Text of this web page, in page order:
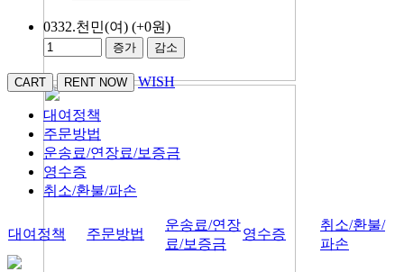
0332.천민(여) (+0원)
증가 감소
WISH
대여정책
주문방법
운송료/연장료/보증금
영수증
취소/환불/파손
대여정책 주문방법
운송료/연장
료/보증금
영수증
취소/환불/
파손